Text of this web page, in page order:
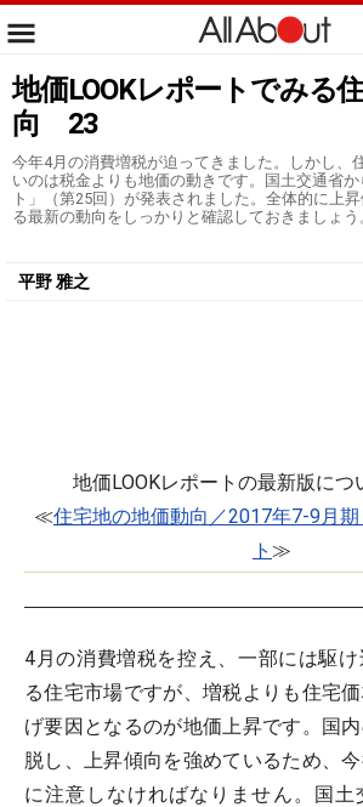
地価LOOKレポートでみる
向 23
今年4月の消費増税が迫ってきました。しかし、
いのは税金よりも地価の動きです。国土交通省か
ト」（第25回）が発表されました。全体的に上
る最新の動向をしっかりと確認しておきましょう
平野 雅之
地価LOOKレポートの最新版につ
≪住宅地の地価動向／2017年7-9月期
ト ≫
4月の消費増税を控え、一部には駆
る住宅市場ですが、増税よりも住宅
げ要因となるのが地価上昇です。国
脱し、上昇傾向を強めているため、
に注意しなければなりません。国土